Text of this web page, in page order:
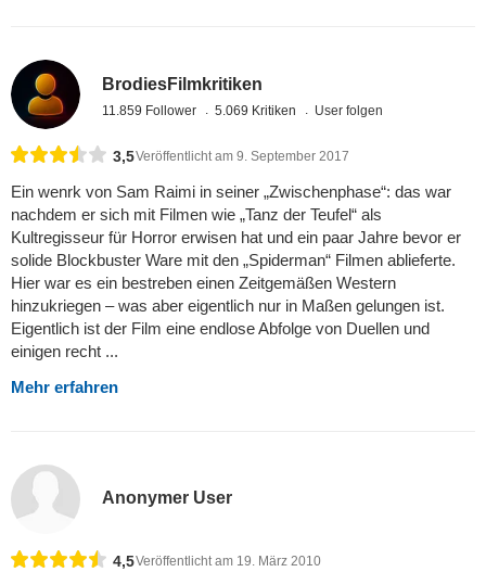
BrodiesFilmkritiken
11.859 Follower 5.069 Kritiken User folgen
3,5Veröffentlicht am 9. September 2017
Ein wenrk von Sam Raimi in seiner „Zwischenphase“: das war
nachdem er sich mit Filmen wie „Tanz der Teufel“ als
Kultregisseur für Horror erwisen hat und ein paar Jahre bevor er
solide Blockbuster Ware mit den „Spiderman“ Filmen ablieferte.
Hier war es ein bestreben einen Zeitgemäßen Western
hinzukriegen – was aber eigentlich nur in Maßen gelungen ist.
Eigentlich ist der Film eine endlose Abfolge von Duellen und
einigen recht ...
Mehr erfahren
Anonymer User
4,5Veröffentlicht am 19. März 2010